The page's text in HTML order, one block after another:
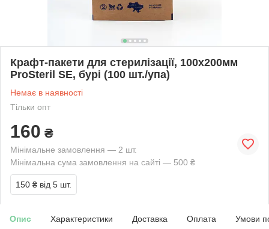
Крафт-пакети для стерилізації, 100х200мм
ProSteril SE, бурі (100 шт./упа)
Немає в наявності
Тільки опт
160 ₴
Мінімальне замовлення — 2 шт.
Мінімальна сума замовлення на сайті — 500 ₴
150 ₴ від 5 шт.
Опис Характеристики Доставка Оплата Умови